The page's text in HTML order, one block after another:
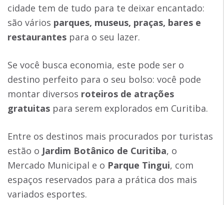
cidade tem de tudo para te deixar encantado:
são vários parques, museus, praças, bares e
restaurantes para o seu lazer.
Se você busca economia, este pode ser o
destino perfeito para o seu bolso: você pode
montar diversos roteiros de atrações
gratuitas para serem explorados em Curitiba.
Entre os destinos mais procurados por turistas
estão o Jardim Botânico de Curitiba, o
Mercado Municipal e o Parque Tingui, com
espaços reservados para a prática dos mais
variados esportes.